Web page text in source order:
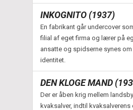
INKOGNITO (1937)
En fabrikant går undercover
filial af eget firma og lærer på
ansatte og spidserne synes
identitet.
DEN KLOGE MAND
Der er åben krig mellem
kvaksalver, indtil kvaksalverens